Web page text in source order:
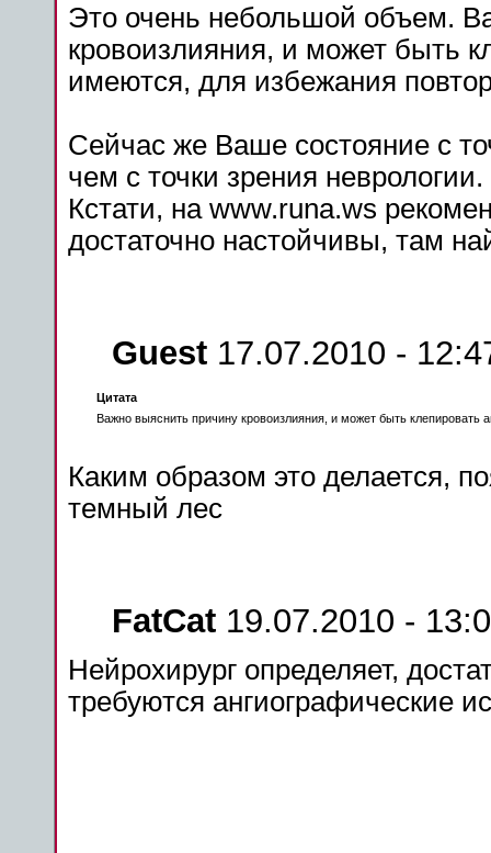
Это очень небольшой объем.
кровоизлияния, и может быть
имеются, для избежания
Сейчас же Ваше состояние с
чем с точки зрения неврологии.
Кстати, на www.runa.ws
достаточно настойчивы, там
Guest 17.07.2010 -
Цитата
Важно выяснить причину кровоизлияния, и можетбыть клепировать
Каким образом это делается,
темный лес
FatCat 19.07.2010 -
Нейрохирург определяет,
требуются ангиографические